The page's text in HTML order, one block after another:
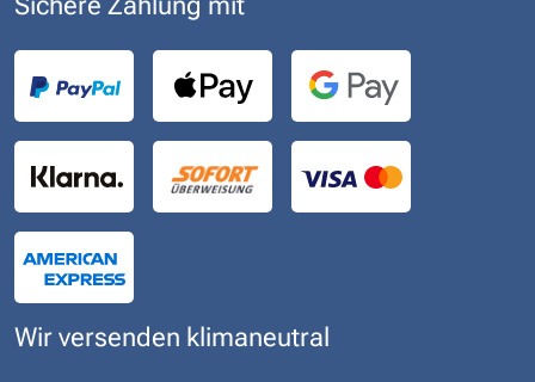
Wir versenden klimaneutral